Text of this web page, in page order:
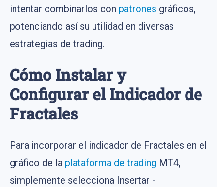
intentar combinarlos con patrones gráficos,
potenciando así su utilidad en diversas
estrategias de trading.
Cómo Instalar y
Configurar el Indicador de
Fractales
Para incorporar el indicador de Fractales en el
gráfico de la plataforma de trading MT4,
simplemente selecciona Insertar -